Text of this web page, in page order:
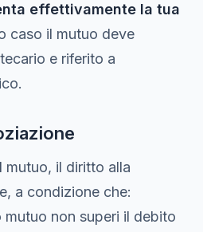
effettivamente la tua
caso il mutuo deve
e riferito a
mutuo, il diritto alla
a condizione che:
non superi il debito